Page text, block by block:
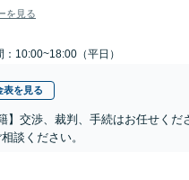
を見る
：10:00~18:00（平日）
表を見る
】交渉、裁判、手続はお任せく
談ください。